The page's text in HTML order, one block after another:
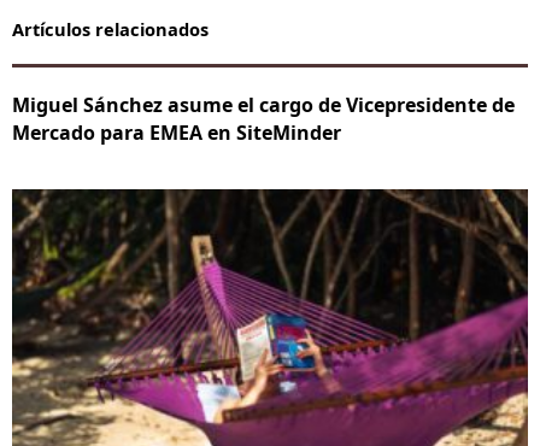
Artículos relacionados
Miguel Sánchez asume el cargo de Vicepresidente de
Mercado para EMEA en SiteMinder